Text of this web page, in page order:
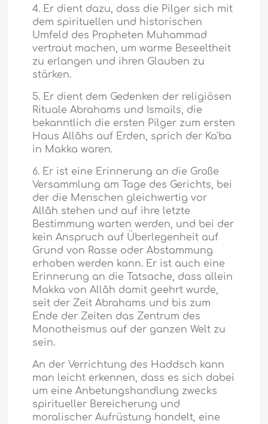
4. Er dient dazu, dass die Pilger sich mit
dem spirituellen und historischen
Umfeld des Propheten Muhammad
vertraut machen, um warme Beseeltheit
zu erlangen und ihren Glauben zu
stärken.
5. Er dient dem Gedenken der religiösen
Rituale Abrahams und Ismails, die
bekanntlich die ersten Pilger zum ersten
Haus Allâhs auf Erden, sprich der Ka'ba
in Makka waren.
6. Er ist eine Erinnerung an die Große
Versammlung am Tage des Gerichts, bei
der die Menschen gleichwertig vor
Allâh stehen und auf ihre letzte
Bestimmung warten werden, und bei der
kein Anspruch auf Überlegenheit auf
Grund von Rasse oder Abstammung
erhoben werden kann. Er ist auch eine
Erinnerung an die Tatsache, dass allein
Makka von Allâh damit geehrt wurde,
seit der Zeit Abrahams und bis zum
Ende der Zeiten das Zentrum des
Monotheismus auf der ganzen Welt zu
sein.
An der Verrichtung des Haddsch kann
man leicht erkennen, dass es sich dabei
um eine Anbetungshandlung zwecks
spiritueller Bereicherung und
moralischer Aufrüstung handelt, eine